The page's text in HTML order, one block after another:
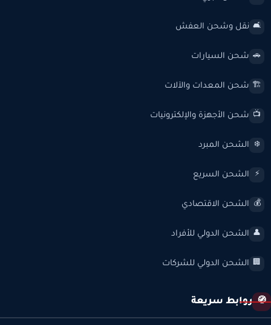
🛋️ نقل وشحن العفش
🚗 شحن السيارات
🏗️ شحن المعدات والآلات
📺 شحن الأجهزة والإلكترونيات
❄️ الشحن المبرد
⚡ الشحن السريع
💰 الشحن الاقتصادي
👤 الشحن الدولي للأفراد
🏢 الشحن الدولي للشركات
🧭 روابط سريعة